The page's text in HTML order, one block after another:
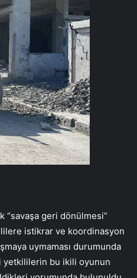
“savaşa geri dönülmesi”
istikrar ve koordinasyon
uymaması durumunda
yetkililerin bu ikili oyunun